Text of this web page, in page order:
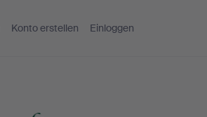
Konto erstellen Einloggen